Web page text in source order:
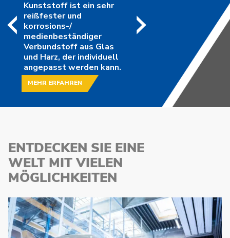
MEHR ERFAHREN
Kunststoff ist ein sehr
reißfester und
korrosions-/
medienbeständiger
Verbundstoff aus Glas
und Harz, der individuell
angepasst werden kann.
ENTDECKEN SIE EINE
WELT MITVIELEN
MÖGLICHKEITEN